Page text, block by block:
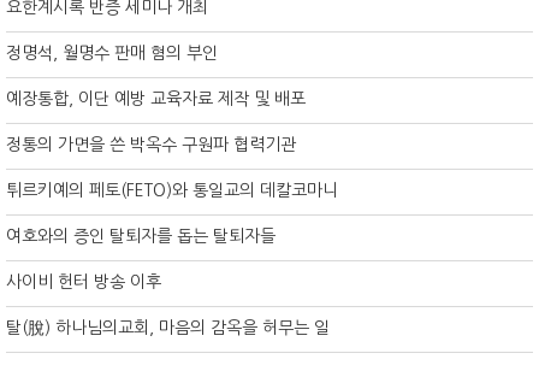
요한계시록 반증 세미나 개최
정명석, 월명수 판매 혐의 부인
예장통합, 이단 예방 교육자료 제작 및 배포
정통의 가면을 쓴 박옥수 구원파 협력기관
튀르키예의 페토(FETO)와 통일교의 데칼코마니
여호와의 증인 탈퇴자를 돕는 탈퇴자들
사이비 헌터 방송 이후
탈(脫) 하나님의교회, 마음의 감옥을 허무는 일